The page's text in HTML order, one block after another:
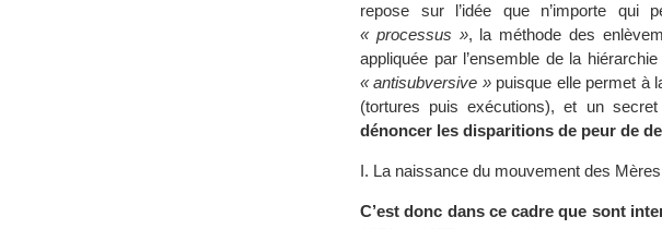
repose sur l’idée que n’importe
« processus », la méthode des
appliquée par l’ensemble de la
« antisubversive »puisque elle permet à
(tortures puis exécutions), et un
dénoncer les disparitions de peur de
I. La naissance du mouvement des
C’est donc dans ce cadre que sont